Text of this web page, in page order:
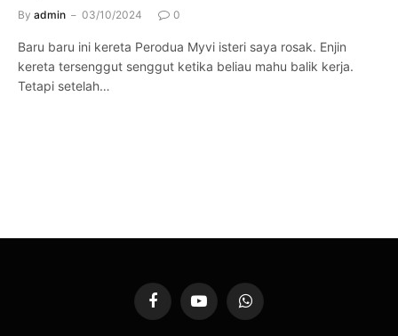
By admin 03/10/2024 0
Baru baru ini kereta Perodua Myvi isteri saya rosak. Enjin
kereta tersenggut senggut ketika beliau mahu balik kerja.
Tetapi setelah…
FacebookYouTubeWhatsApp